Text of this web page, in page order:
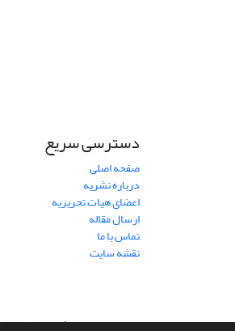
دسترسی سریع
صفحه اصلی
درباره نشریه
اعضای هیات تحریریه
ارسال مقاله
تماس با ما
نقشه سایت
سامانه مدیریت نشریات علمی.